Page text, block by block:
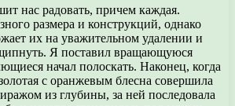
нас радовать, причем каждая.
размера и конструкций, однако
их на уважительном удалении и
Я поставил вращающуюся
начал полоскать. Наконец, когда
с оранжевым блесна совершила
из глубины, за ней последовала